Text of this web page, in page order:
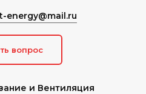
и Вентиляция
energy@mail.ru
вопрос